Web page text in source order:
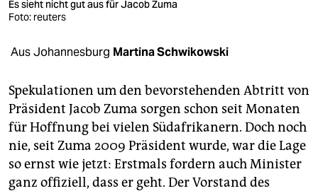
veranstaltungen
shop
unterstützen
abo
genossenschaft
epaper login
Es sieht nicht gut aus für Jacob Zuma
Foto: reuters
Aus Johannesburg Martina Schwikowski
Spekulationen um den bevorstehenden Abtritt von
Präsident Jacob Zuma sorgen schon seit Monaten
für Hoffnung bei vielen Südafrikanern. Doch noch
nie, seit Zuma 2009 Präsident wurde, war die Lage
so ernst wie jetzt: Erstmals fordern auch Minister
ganz offiziell, dass er geht. Der Vorstand des